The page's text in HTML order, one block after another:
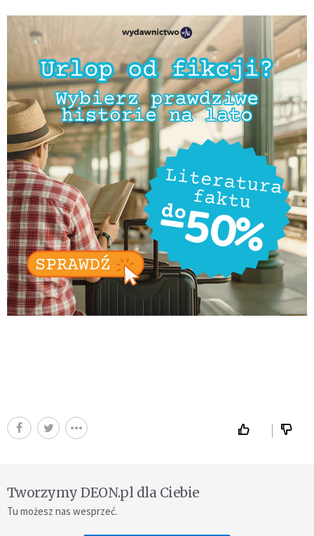
Tworzymy DEON.pl dla Ciebie
Tu możesz nas wesprzeć.